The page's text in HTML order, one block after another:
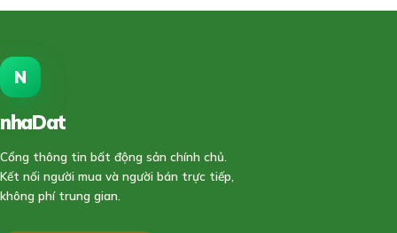
N
nhaDat
Cổng thông tin bất động sản chính chủ.
Kết nối người mua và người bán trực tiếp,
không phí trung gian.